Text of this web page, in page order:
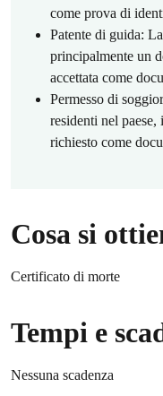
come prova di
Patente di guida:
principalmente un
accettata come
Permesso di
residenti nel paese,
richiesto come
Cosa si
Certificato di morte
Tempi e
Nessuna scadenza